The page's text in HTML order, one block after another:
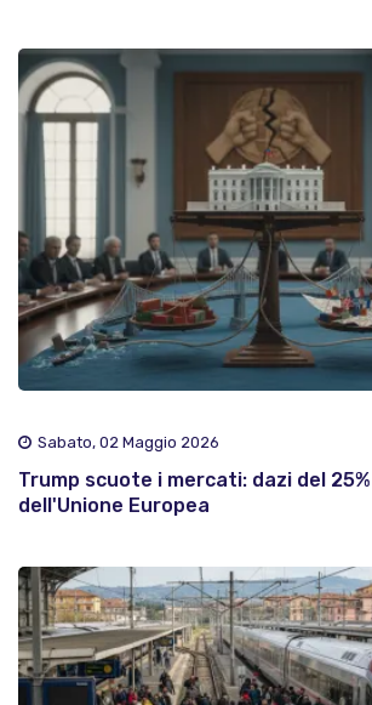
Sabato, 02 Maggio 2026
Trump scuote i mercati: dazi del
dell'Unione Europea